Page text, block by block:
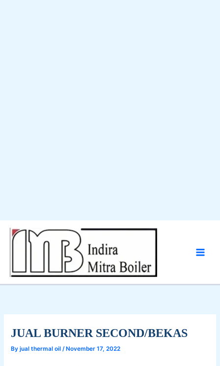
Skip
JUAL BURNER SECOND/BEKAS
Byjual thermal oil/ November 17, 2022